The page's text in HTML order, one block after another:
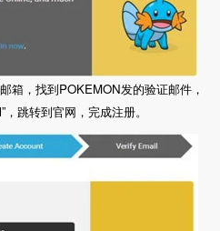
箱，找到POKEMON发的验证邮件，
跳转到官网，完成注册。